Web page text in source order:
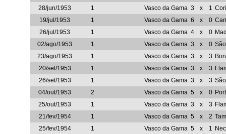
28/jun/1953
1 Vasco da Gama 3 x 1
19/jul/1953
1 Vasco da Gama 6 x 0
26/jul/1953
1 Vasco da Gama 4 x 0
02/ago/1953
1 Vasco da Gama 3 x 0
23/ago/1953
1 Vasco da Gama 3 x 3
20/set/1953
1 Vasco da Gama 3 x 3
26/set/1953
1 Vasco da Gama 3 x 3
04/out/1953
2 Vasco da Gama 5 x 0
25/out/1953
1 Vasco da Gama 3 x 3
21/fev/1954
1 Vasco da Gama 5 x 2
25/fev/1954
1 Vasco da Gama 5 x 1